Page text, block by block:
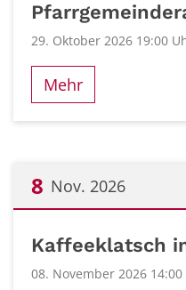
29. Oktober 2026 19:00
Mehr
8 Nov. 2026
Kaffeeklatsch
08. November 2026